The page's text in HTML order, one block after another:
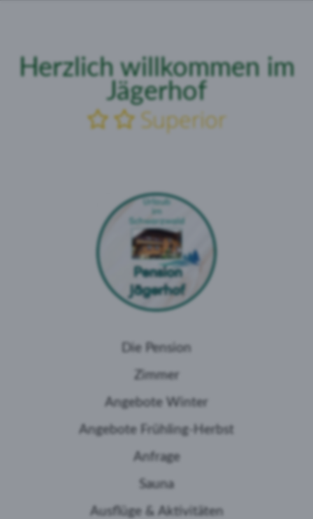
Herzlich willkommen im
Jägerhof
Superior
Die Pension
Zimmer
Angebote Winter
Angebote Frühling-Herbst
Anfrage
Sauna
Ausflüge & Aktivitäten